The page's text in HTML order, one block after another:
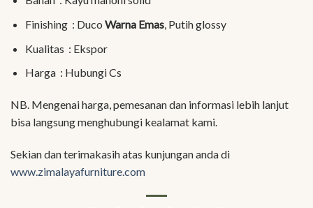
Finishing : Duco Warna Emas, Putih glossy
Kualitas : Ekspor
Harga : Hubungi Cs
NB. Mengenai harga, pemesanan dan informasi lebih lanjut
bisa langsung menghubungi kealamat kami.
Sekian dan terimakasih atas kunjungan anda di
www.zimalayafurniture.com